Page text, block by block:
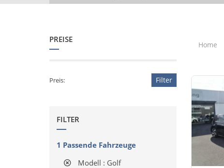
PREISE
Preis: Filter
FILTER
1 Passende Fahrzeuge
Modell : Golf
Home